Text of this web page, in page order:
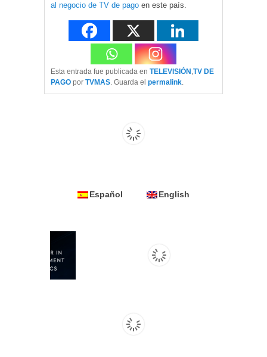
al negocio de TV de pago en este país.
Esta entrada fue publicada en TELEVISIÓN ,TV DE
PAGO por TVMAS. Guarda el permalink.
Español English